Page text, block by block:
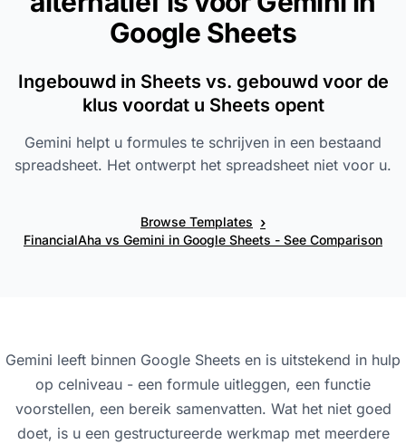
Google Sheets
Ingebouwd in Sheets vs. gebouwd voor de
klus voordat u Sheets opent
Gemini helpt u formules te schrijven in een bestaand
spreadsheet. Het ontwerpt het spreadsheet niet voor u.
Browse Templates ›
FinancialAha vs Gemini in Google Sheets - See Comparison
Gemini leeft binnen Google Sheets en is uitstekend in hulp
op celniveau - een formule uitleggen, een functie
voorstellen, een bereik samenvatten. Wat het niet goed
doet, is u een gestructureerde werkmap met meerdere